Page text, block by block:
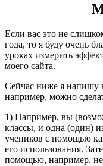
Если вас это не
года, то я буду очень
уроках измерить
моего сайта.
Сейчас ниже я напишу
например, можно
1) Например, вы
классы, и одна (один)
учеников с помощью
его использования.
помощью, например,